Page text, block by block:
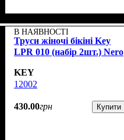
В НАЯВНОСТІ
Труси жіночі бікіні Key
LPR 010 (набір 2шт.) Nero
KEY
12002
430.00грн Купити